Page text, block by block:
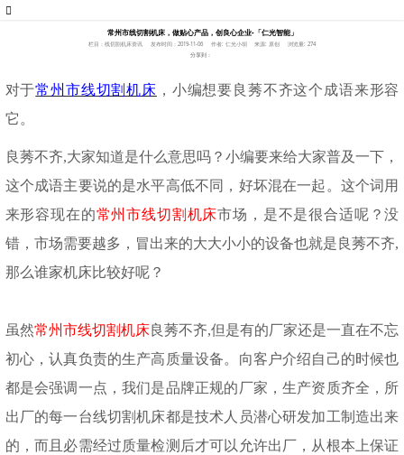
常州市线切割机床，做贴心产品，创良心企业-「仁光智能」
栏目：线切割机床资讯 发布时间：2019-11-06 作者: 仁光小胡 来源: 原创
浏览量: 274
分享到：
对于常州市线切割机床 ，小编想要良莠不齐这个成语来形容
它。
良莠不齐,大家知道是什么意思吗？小编要来给大家普及一下，
这个成语主要说的是水平高低不同，好坏混在一起。这个词用
来形容现在的常州市线切割机床市场，是不是很合适呢？没
错，市场需要越多，冒出来的大大小小的设备也就是良莠不齐,
那么谁家机床比较好呢？
虽然常州市线切割机床良莠不齐,但是有的厂家还是一直在不忘
初心，认真负责的生产高质量设备。向客户介绍自己的时候也
都是会强调一点，我们是品牌正规的厂家，生产资质齐全，所
出厂的每一台线切割机床都是技术人员潜心研发加工制造出来
的，而且必需经过质量检测后才可以允许出厂，从根本上保证